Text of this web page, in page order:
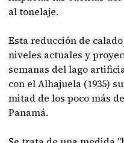
al tonelaje.
Esta reducción de
niveles actuales y
semanas del lago
con el Alhajuela (1935)
mitad de los poco más
Panamá.